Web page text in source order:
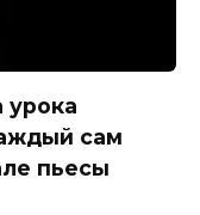
урока
сам
пьесы